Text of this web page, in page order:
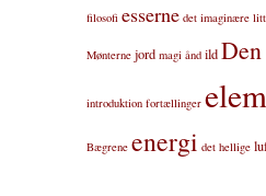
filosofi esserne det imaginære
Mønterne jord magi ånd ild
introduktion fortællinger
Bægrene energi det hellige